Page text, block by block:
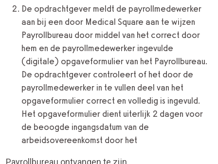
De opdrachtgever meldt de payrollmedewerker
aan bij een door Medical Square aan te wijzen
Payrollbureau door middel van het correct door
hem en de payrollmedewerker ingevulde
(digitale) opgaveformulier van het Payrollbureau.
De opdrachtgever controleert of het door de
payrollmedewerker in te vullen deel van het
opgaveformulier correct en volledig is ingevuld.
Het opgaveformulier dient uiterlijk 2 dagen voor
de beoogde ingangsdatum van de
arbeidsovereenkomst door het
Payrollbureau ontvangen te zijn.